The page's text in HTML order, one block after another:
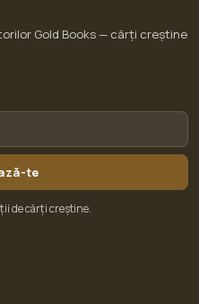
Gold Books — cărți creștine
te
de cărți creștine.